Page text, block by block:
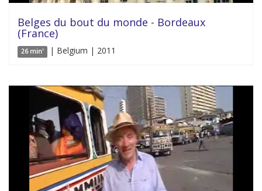
Belges du bout du monde - Bordeaux
(France)
26 min' | Belgium | 2011